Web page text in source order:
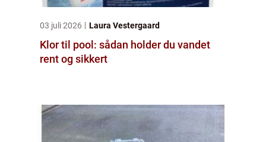
03 juli 2026 Laura Vestergaard
Klor til pool: sådan holder du vandet
rent og sikkert